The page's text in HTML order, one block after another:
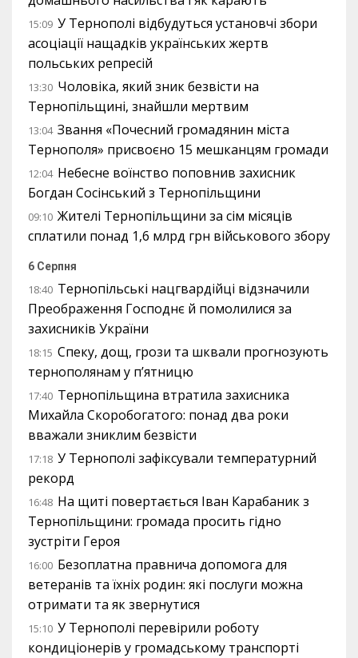
15:09 У Тернополі відбудуться установчі збори
асоціації нащадків українських жертв
польських репресій
13:30 Чоловіка, який зник безвісти на
Тернопільщині, знайшли мертвим
13:04 Звання «Почесний громадянин міста
Тернополя» присвоєно 15 мешканцям громади
12:04 Небесне воїнство поповнив захисник
Богдан Сосінський з Тернопільщини
09:10 Жителі Тернопільщини за сім місяців
сплатили понад 1,6 млрд грн військового збору
6 Серпня
18:40 Тернопільські нацгвардійці відзначили
Преображення Господнє й помолилися за
захисників України
18:15 Спеку, дощ, грози та шквали прогнозують
тернополянам у п’ятницю
17:40 Тернопільщина втратила захисника
Михайла Скоробогатого: понад два роки
вважали зниклим безвісти
17:18 У Тернополі зафіксували температурний
рекорд
16:48 На щиті повертається Іван Карабаник з
Тернопільщини: громада просить гідно
зустріти Героя
16:00 Безоплатна правнича допомога для
ветеранів та їхніх родин: які послуги можна
отримати та як звернутися
15:10 У Тернополі перевірили роботу
кондиціонерів у громадському транспорті